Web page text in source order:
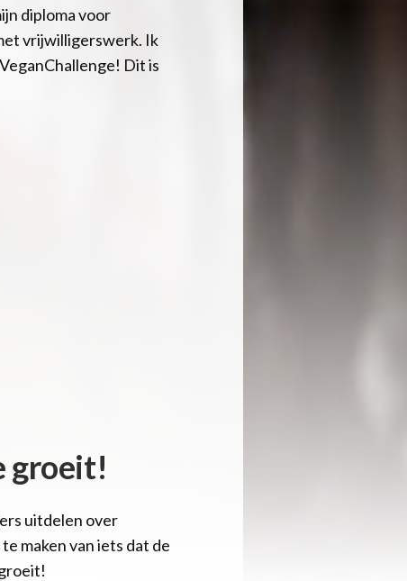
diploma voor
vrijwilligerswerk. Ik
Dit is
groeit!
uitdelen over
maken van iets dat de